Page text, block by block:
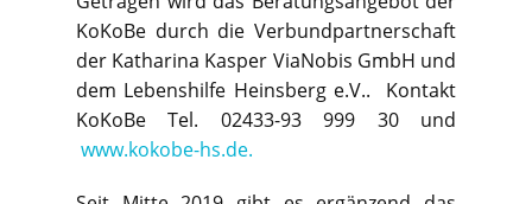
KoKoBe durch die Verbundpartnerschaft
der Katharina Kasper ViaNobis GmbH und
dem Lebenshilfe Heinsberg e.V.. Kontakt
KoKoBe Tel. 02433-93 999 30 und
www.kokobe-hs.de.